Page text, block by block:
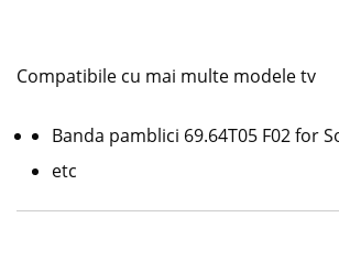
Compatibile cu mai multe modele tv
Banda pamblici 69.64T05 F02 for
etc